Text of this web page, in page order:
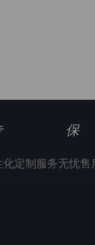
化定制服务
保
无忧售